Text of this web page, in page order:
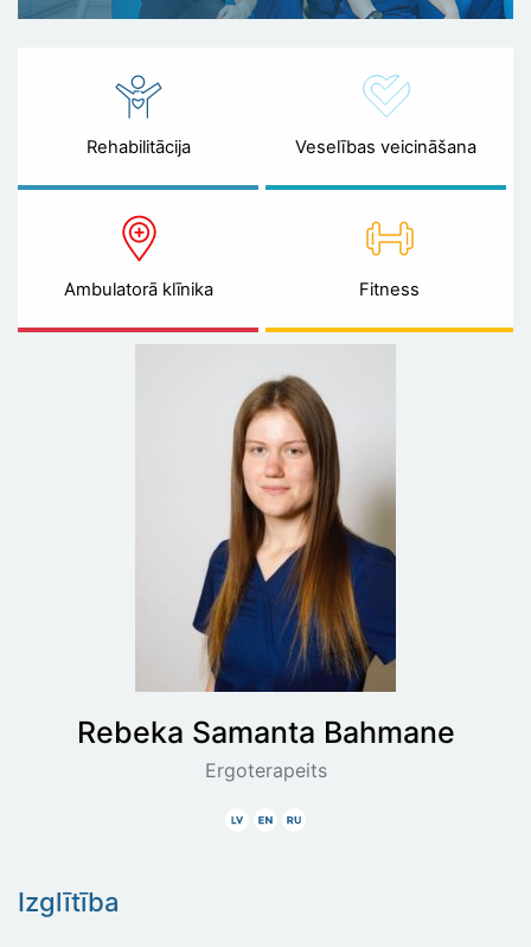
Rehabilitācija Veselības veicināšana
Ambulatorā klīnika Fitness
Rebeka Samanta Bahmane
Ergoterapeits
Latviski
AngliskiKrieviski
Izglītība